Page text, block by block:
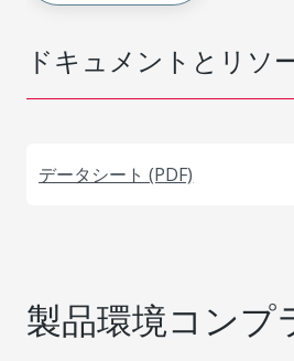
ドキュメントとリソ
データシート (PDF)
製品環境コンプ